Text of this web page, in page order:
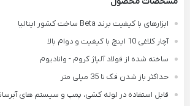
ابزارهای با کیفیت برند Beta ساخت کشور ایتالیا
آچار کلاغی 10 اینچ با کیفیت و دوام بالا
ساخته شده از فولاد آلیاژ کروم - وانادیوم
حداکثر باز شدن فک تا 35 میلی متر
قابل استفاده در لوله کشی، پمپ و سیستم های